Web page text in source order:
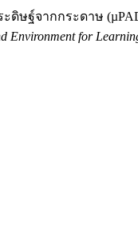
ระดิษฐ์จากกระดาษ
for